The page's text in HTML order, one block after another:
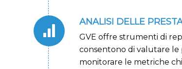
ANALISI DELLE
GVE offre strumenti di
consentono di valutare le
monitorare le metriche